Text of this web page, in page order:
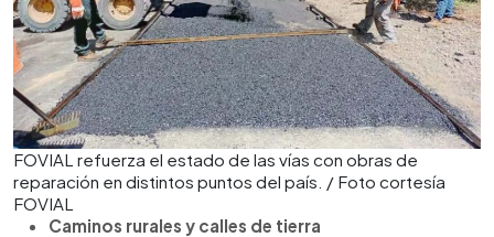
FOVIAL refuerza el estado de las vías con obras de
reparación en distintos puntos del país. / Foto cortesía
FOVIAL
Caminos rurales y calles de tierra